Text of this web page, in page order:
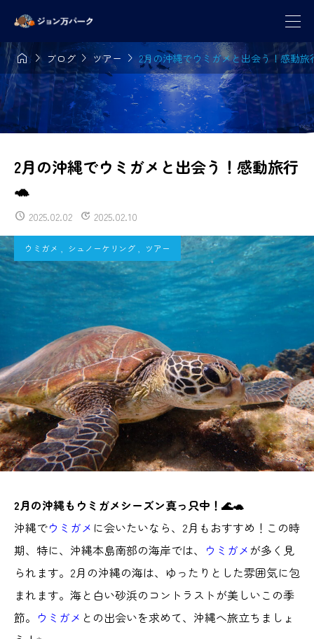
 ブログ ツアー  2月の沖縄でウミガメと出会う！感動旅
2月の沖縄でウミガメと出会う！感動旅行
🐢
2025.02.02 2025.02.10
ウミガメ シュノーケリング ツアー
2月の沖縄もウミガメシーズン真っ只中！🌊🐢
沖縄でウミガメ に会いたいなら、2月もおすすめ！この時
期、特に、沖縄本島南部の海岸では、 ウミガメ が多く見
られます。2月の沖縄の海は、ゆったりとした雰囲気に包
まれます。海と白い砂浜のコントラストが美しいこの季
節。 ウミガメ との出会いを求めて、沖縄へ旅立ちましょ